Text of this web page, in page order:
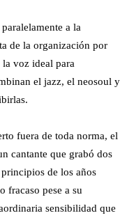
a la
de la organización por
voz ideal para
el jazz, el neosoul y
fuera de toda norma, el
cantante que grabó dos
de los años
fracaso pese a su
sensibilidad que